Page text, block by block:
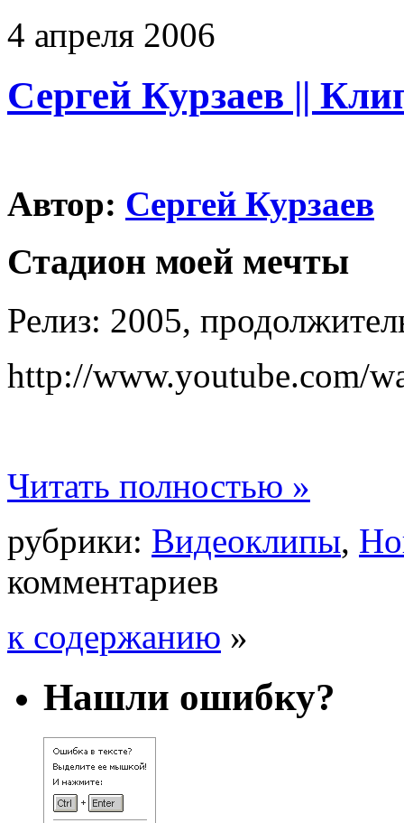
4 апреля 2006
Сергей Курзаев ||
Автор: Сергей Курзаев
Стадион моей мечты
Релиз: 2005,
http://www.youtube.com/
Читать полностью »
рубрики: Видеоклипы,
комментариев
к содержанию »
Нашли ошибку?